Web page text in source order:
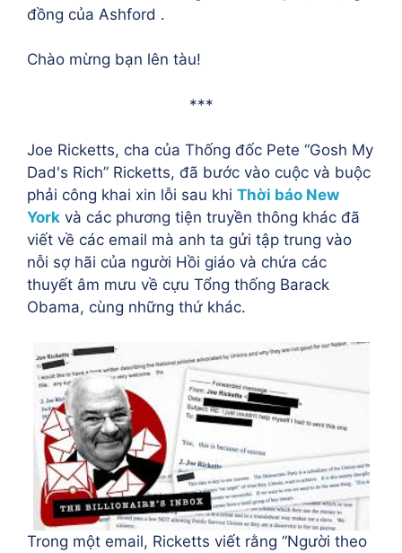
đồng của Ashford .
Chào mừng bạn lên tàu!
***
Joe Ricketts, cha của Thống đốc Pete “Gosh My
Dad's Rich” Ricketts, đã bước vào cuộc và buộc
phải công khai xin lỗi sau khi Thời báo New
York và các phương tiện truyền thông khác đã
viết về các email mà anh ta gửi tập trung vào
nỗi sợ hãi của người Hồi giáo và chứa các
thuyết âm mưu về cựu Tổng thống Barack
Obama, cùng những thứ khác.
Trong một email, Ricketts viết rằng “Người theo